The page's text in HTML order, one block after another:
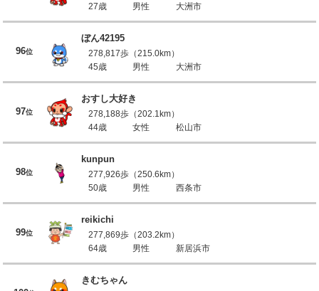
27歳
男性 大洲市
96位
ぼん42195
278,817歩（215.0km）
45歳
男性 大洲市
97位
おすし大好き
278,188歩（202.1km）
44歳
女性 松山市
98位
kunpun
277,926歩（250.6km）
50歳
男性 西条市
99位
reikichi
277,869歩（203.2km）
64歳
男性 新居浜市
きむちゃん